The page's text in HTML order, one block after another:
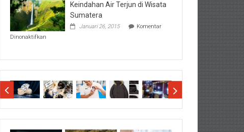
Terhadap
Final
SCM
Cup
Keindahan Air Terjun di Wisata
Sumatera
Januari 26, 2015
Komentar
Dinonaktifkan
Terjun
Sumatera